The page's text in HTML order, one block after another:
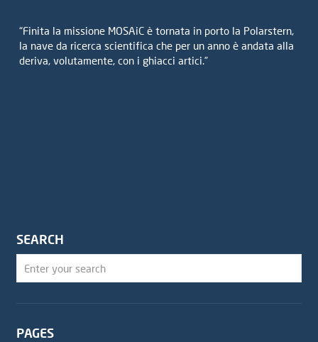
“Finita la missione MOSAiC è tornata in porto la Polarstern,
la nave da ricerca scientifica che per un anno è andata alla
deriva, volutamente, con i ghiacci artici.”
SEARCH
PAGES